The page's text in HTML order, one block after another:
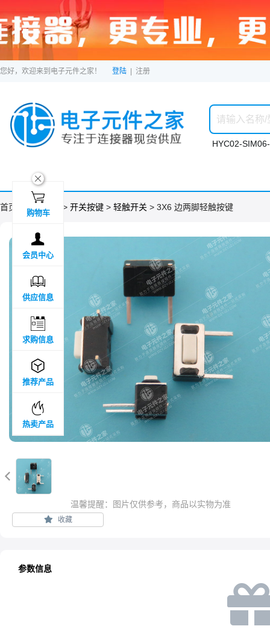
您好，欢迎来到电子元件之家！ 登陆 注册
HYC02-
首页 > 分类目录 > 开关按键 > 轻触开关 > 3X6 边两脚轻触按键

温馨提醒：图片仅供参考，商品以实物为准
收藏
参数信息
ဆ

购物车

会员中心

供应信息

求购信息

推荐产品

热卖产品